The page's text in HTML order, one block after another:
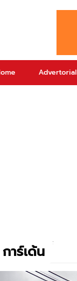
Advertorial
าร์เด้น